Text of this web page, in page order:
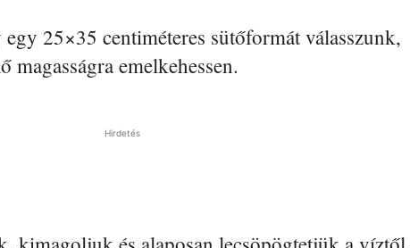
25×35 centiméteres sütőformát válasszunk,
emelkehessen.
Hirdetés